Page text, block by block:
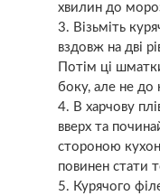
хвилин до
Візьміть
вздовж на дві
Потім ці
боку, але не до
В харчову
вверх та
стороною
повинен
Курячого